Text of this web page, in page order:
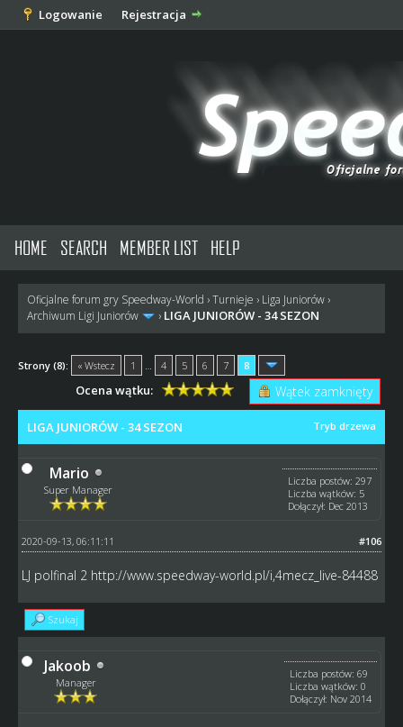
Logowanie Rejestracja
HOME SEARCH MEMBER LIST HELP
Oficjalne forum gry Speedway-World ›Turnieje › Liga Juniorów›
Archiwum Ligi Juniorów
› LIGA JUNIORÓW - 34 SEZON
Strony (8): « Wstecz 1 4 5 6 7 8
Wątek zamknięty
Ocena wątku:
Tryb drzewa
LIGA JUNIORÓW - 34 SEZON
Mario
Super Manager
Liczba postów: 297
Liczba wątków: 5
Dołączył: Dec 2013
#106
2020-09-13, 06:11:11
LJ polfinal 2 http://www.speedway-world.pl/i,4mecz_live-84488
Szukaj
Jakoob
Manager
Liczba postów: 69
Liczba wątków: 0
Dołączył: Nov 2014